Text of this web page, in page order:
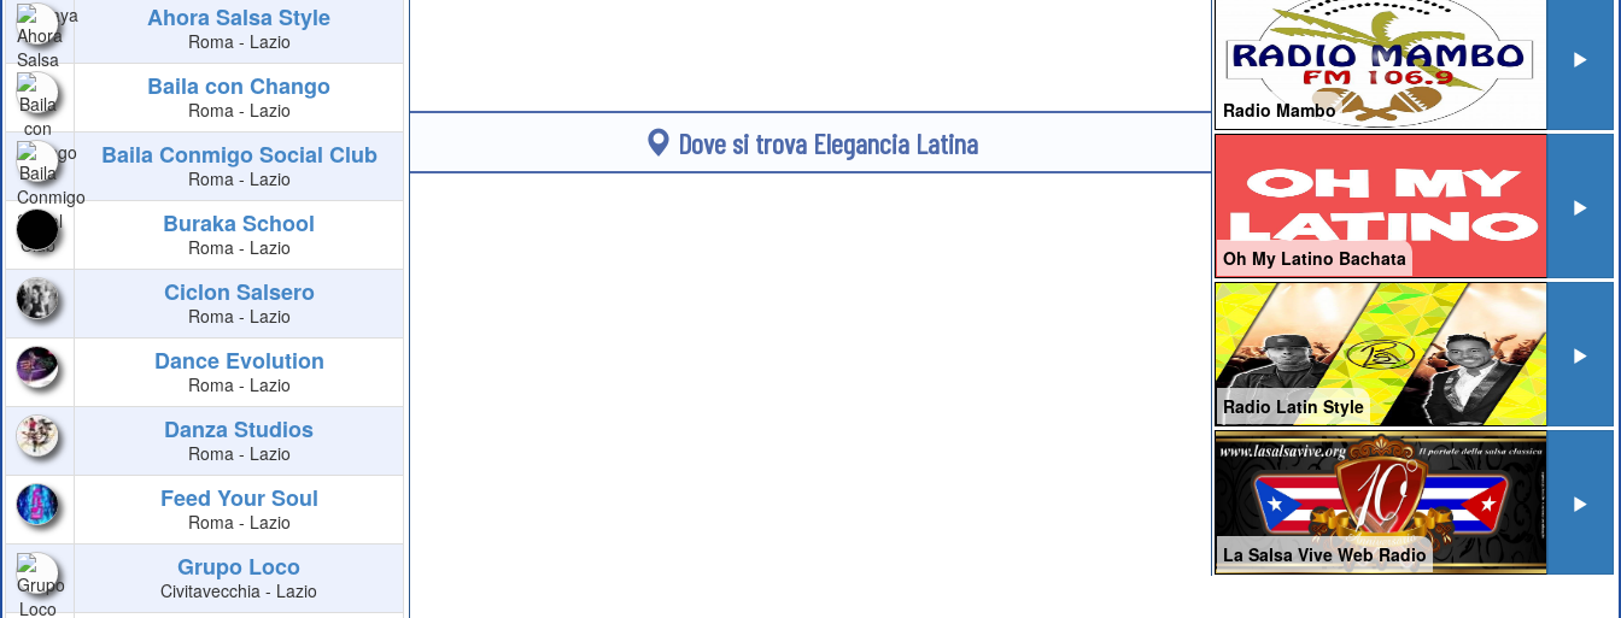
Ahora Salsa Style
Roma - Lazio
Baila con Chango
Roma - Lazio
Baila Conmigo Social Club
Roma - Lazio
Buraka School
Roma - Lazio
Ciclon Salsero
Roma - Lazio
Dance Evolution
Roma - Lazio
Danza Studios
Roma - Lazio
Feed Your Soul
Roma - Lazio
Grupo Loco
Civitavecchia - Lazio
Dove si trova Elegancia Latina
Radio Mambo
Oh My Latino Bachata
Radio Latin Style
La Salsa Vive Web Radio